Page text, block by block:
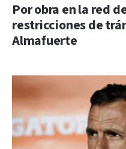
Por obra en la red
restricciones de
Almafuerte